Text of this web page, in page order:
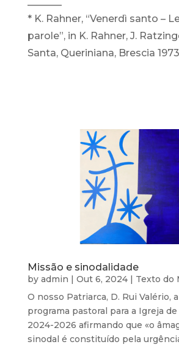
* K. Rahner, “Venerdì santo –
parole”, in K. Rahner, J.
Santa, Queriniana, Brescia
Missão e sinodalidade
by admin | Out 6, 2024| Texto do
O nosso Patriarca, D. Rui Valério,
programa pastoral para a Igreja
2024-2026 afirmando que «o
sinodal é constituído pela